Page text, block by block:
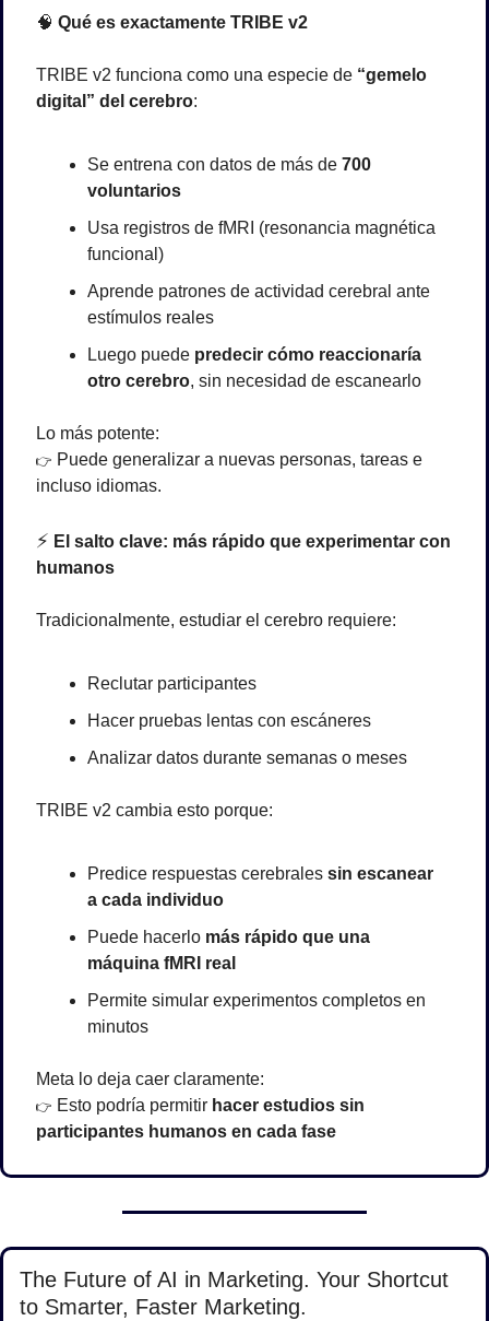
🧠 Qué es exactamente TRIBE v2
TRIBE v2 funciona como una especie de “gemelo
digital” del cerebro:
Se entrena con datos de más de 700
voluntarios
Usa registros de fMRI (resonancia magnética
funcional)
Aprende patrones de actividad cerebral ante
estímulos reales
Luego puede predecir cómo reaccionaría
otro cerebro, sin necesidad de escanearlo
Lo más potente:
👉 Puede generalizar a nuevas personas, tareas e
incluso idiomas.
⚡ El salto clave: más rápido que experimentar con
humanos
Tradicionalmente, estudiar el cerebro requiere:
Reclutar participantes
Hacer pruebas lentas con escáneres
Analizar datos durante semanas o meses
TRIBE v2 cambia esto porque:
Predice respuestas cerebrales sin escanear
a cada individuo
Puede hacerlo más rápido que una
máquina fMRI real
Permite simular experimentos completos en
minutos
Meta lo deja caer claramente:
👉 Esto podría permitir hacer estudios sin
participantes humanos en cada fase
The Future of AI in Marketing. Your Shortcut
to Smarter, Faster Marketing.